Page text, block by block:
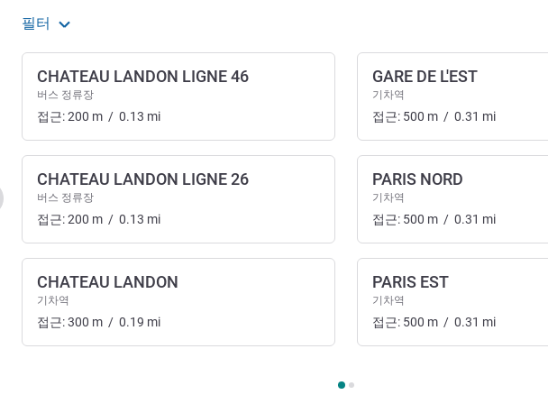
필터
이전 - 찾아오시는 길 및 교통
CHATEAU LANDON LIGNE 46
버스 정류장
접근:200 m / 0.13 mi
CHATEAU LANDON LIGNE 26
버스 정류장
접근:200 m / 0.13 mi
CHATEAU LANDON
기차역
접근:300 m / 0.19 mi
GARE DE L'EST
기차역
접근: 500 m / 0.31 mi
PARIS NORD
기차역
접근: 500 m / 0.31 mi
PARIS EST
기차역
접근: 500 m / 0.31 mi